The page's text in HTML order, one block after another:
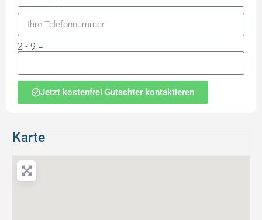
Karte
2 - 9 =
Jetzt kostenfrei Gutachter kontaktieren